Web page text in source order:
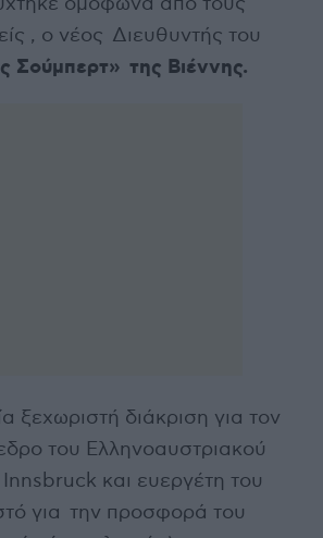
, ο νέος Διευθυντής του
Σούμπερτ» της Βιέννης.
ξεχωριστή διάκριση για τον
του Ελληνοαυστριακού
και ευεργέτη του
για την προσφορά του